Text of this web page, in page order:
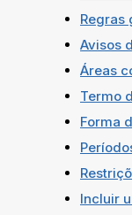
Regras
Avisos
Áreas
Termo
Forma
Incluir